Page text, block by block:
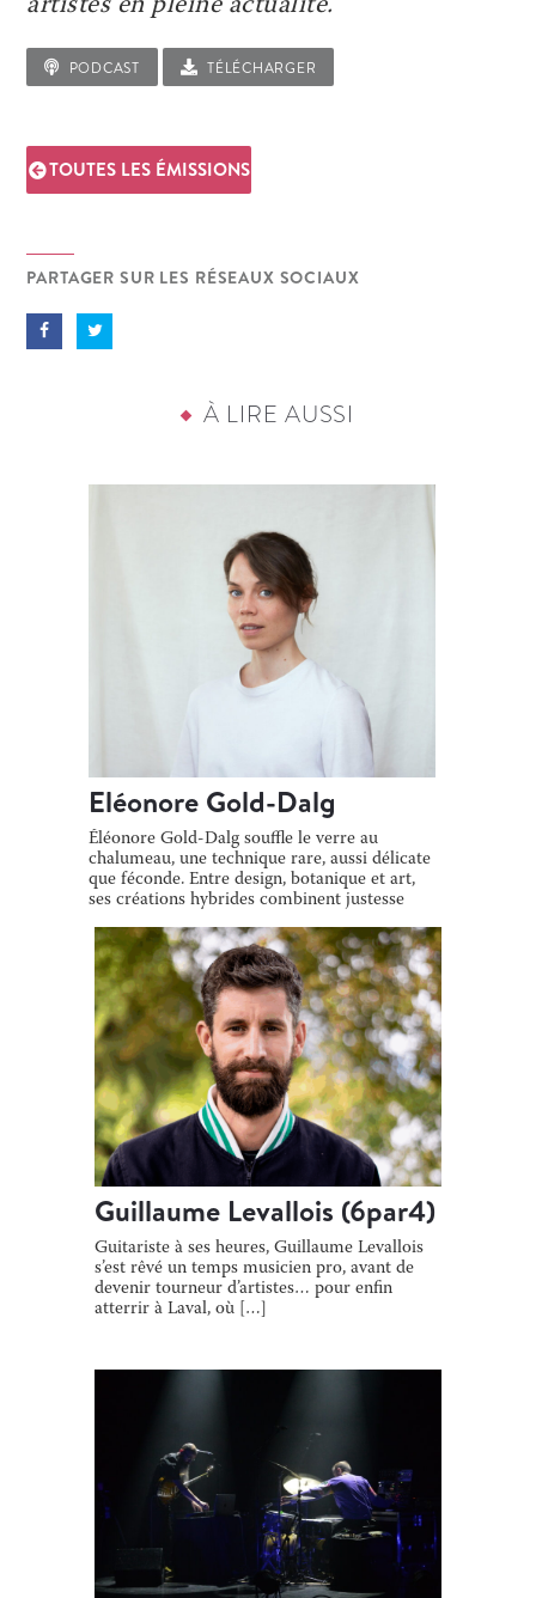
artistes en pleine actualité.
PODCAST TÉLÉCHARGER
TOUTES LES ÉMISSIONS
PARTAGER SUR LES RÉSEAUX SOCIAUX
À LIRE AUSSI
Eléonore Gold-Dalg
Éléonore Gold-Dalg souffle le verre au
chalumeau, une technique rare, aussi délicate
que féconde. Entre design, botanique et art,
ses créations hybrides combinent justesse
Guillaume Levallois (6par4)
Guitariste à ses heures, Guillaume Levallois
s’est rêvé un temps musicien pro, avant de
devenir tourneur d’artistes… pour enfin
atterrir à Laval, où […]